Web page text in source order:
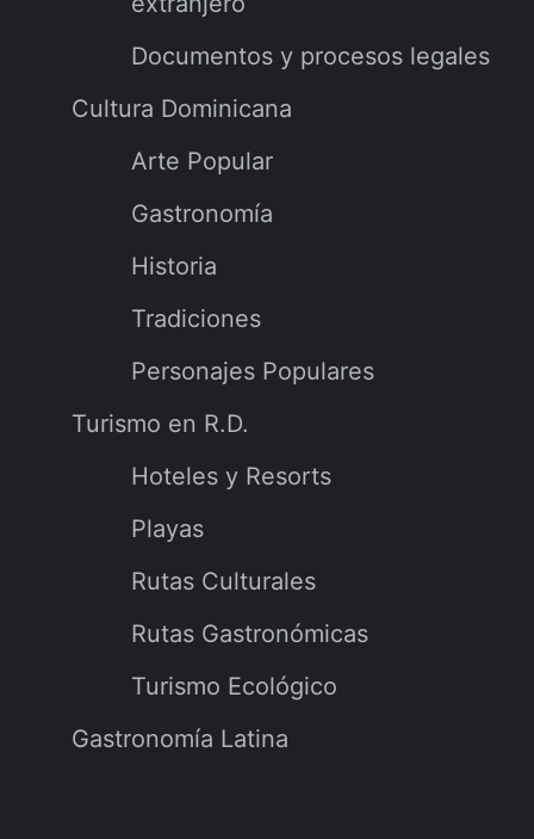
Documentos y procesos legales
Cultura Dominicana
Arte Popular
Gastronomía
Historia
Tradiciones
Personajes Populares
Turismo en R.D.
Hoteles y Resorts
Playas
Rutas Culturales
Rutas Gastronómicas
Turismo Ecológico
Gastronomía Latina